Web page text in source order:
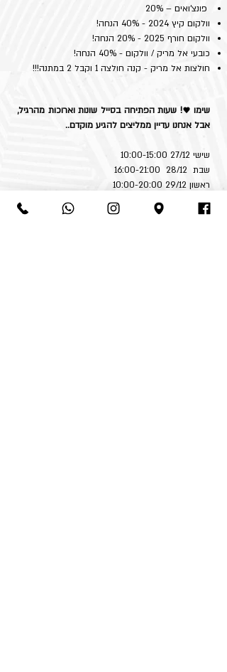
פונצ'ואים – 20%
וולקום קיץ 2024 - 40% הנחה!
וולקום חורף 2025 - 20% הנחה!
כובעי אל מריק / וולקום - 40% הנחה!
חולצות אל מריק - קנה חולצה 1 וקבל 2 במתנה!!!
שימו ♥! שעות הפתיחה בסייל שונות וארוכות מהרגיל,
אבל אנחנו עדיין ממליצים להגיע מוקדם..
שישי 27/12 10:00-15:00
שבת 28/12 16:00-21:00
ראשון 29/12 10:00-20:00
שני 30/12 10:00-20:00